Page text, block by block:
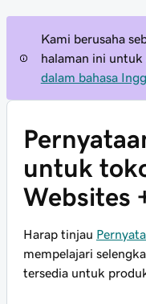
Kami berusaha
halaman ini untuk
dalam bahasa
untuk
Websites
Harap tinjau
mempelajari
tersedia untuk